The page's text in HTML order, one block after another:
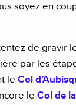
soyez en
de gravir
par les
le Col
le Col de